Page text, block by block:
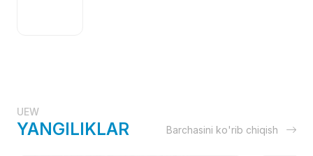
UEW
YANGILIKLAR Barchasini ko'rib chiqish